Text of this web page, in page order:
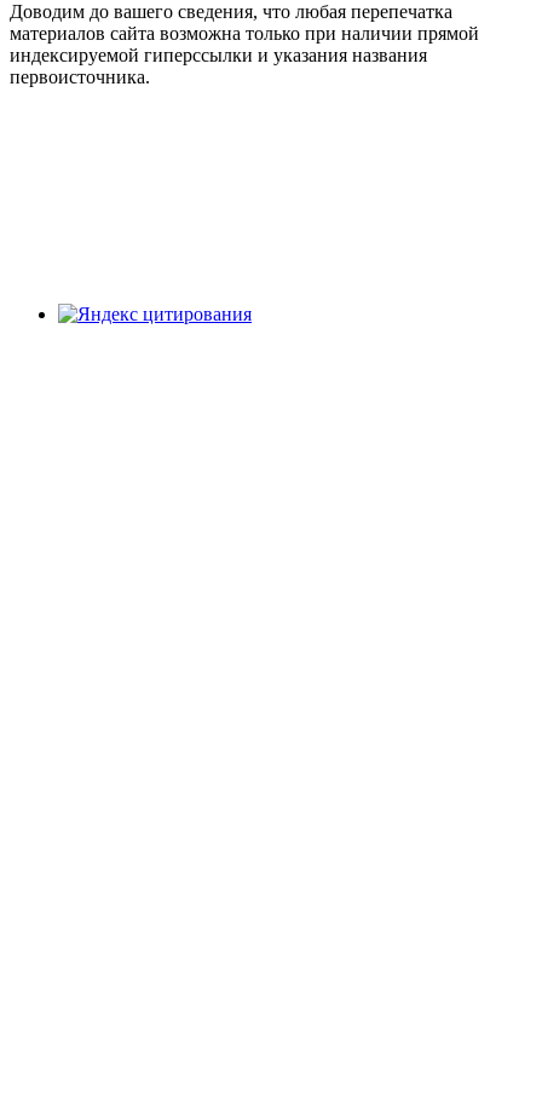
Доводим до вашего сведения, что любая перепечатка
материалов сайта возможна только при наличии прямой
индексируемой гиперссылки и указания названия
первоисточника.